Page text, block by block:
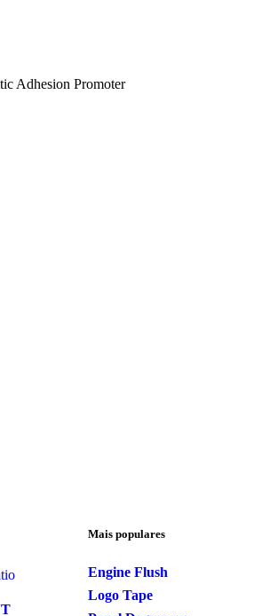
Mais populares
Engine Flush
Logo Tape
Adhesion Promoter